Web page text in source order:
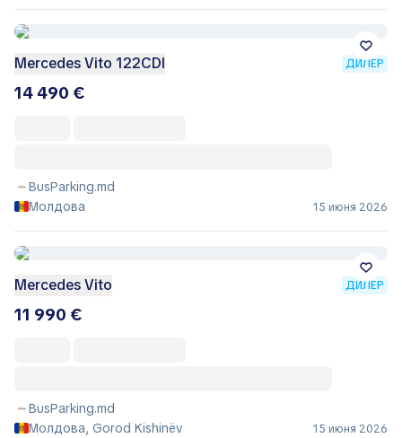
Mercedes Vito 122CDI ДИЛЕР
14 490 €
BusParking.md
Молдова
15 июня 2026
Mercedes Vito ДИЛЕР
11 990 €
BusParking.md
Молдова, Gorod Kishinëv
15 июня 2026